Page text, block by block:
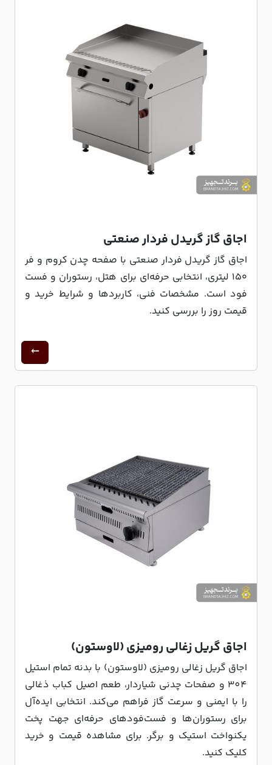
اجاق گاز گریدل فردار صنعتی
اجاق گاز گریدل فردار صنعتی با صفحه چدن کروم و فر
۱۵۰ لیتری، انتخابی حرفه‌ای برای هتل، رستوران و فست
فود است. مشخصات فنی، کاربردها و شرایط خرید و
قیمت روز را بررسی کنید.
اجاق گریل زغالی رومیزی (لاوستون)
اجاق گریل زغالی رومیزی (لاوستون) با بدنه تمام استیل
304 و صفحات چدنی شیاردار، طعم اصیل کباب ذغالی
را با ایمنی و سرعت گاز فراهم می‌کند. انتخابی ایده‌آل
برای رستوران‌ها و فست‌فودهای حرفه‌ای جهت پخت
یکنواخت استیک و برگر. برای مشاهده قیمت و خرید
کلیک کنید.